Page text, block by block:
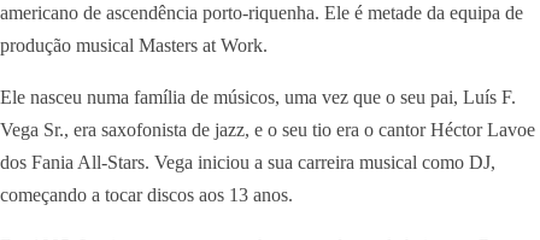
americano de ascendência porto-riquenha. Ele é metade da equipa de
produção musical Masters at Work.
Ele nasceu numa família de músicos, uma vez que o seu pai, Luís F.
Vega Sr., era saxofonista de jazz, e o seu tio era o cantor Héctor Lavoe
dos Fania All-Stars. Vega iniciou a sua carreira musical como DJ,
começando a tocar discos aos 13 anos.